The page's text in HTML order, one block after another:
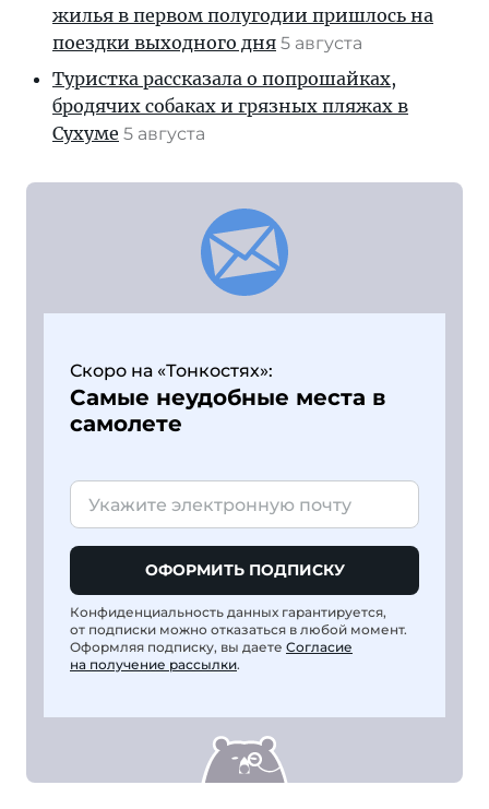
жилья в первом полугодии пришлось на
поездки выходного дня 5 августа
Туристка рассказала о попрошайках,
бродячих собаках и грязных пляжах в
Сухуме 5 августа
Скоро на «Тонкостях»:
Самые неудобные места в
самолете
ОФОРМИТЬ ПОДПИСКУ
Конфиденциальность данных гарантируется,
от подписки можно отказаться в любой момент.
Оформляя подписку, вы даете Согласие
на получение рассылки.